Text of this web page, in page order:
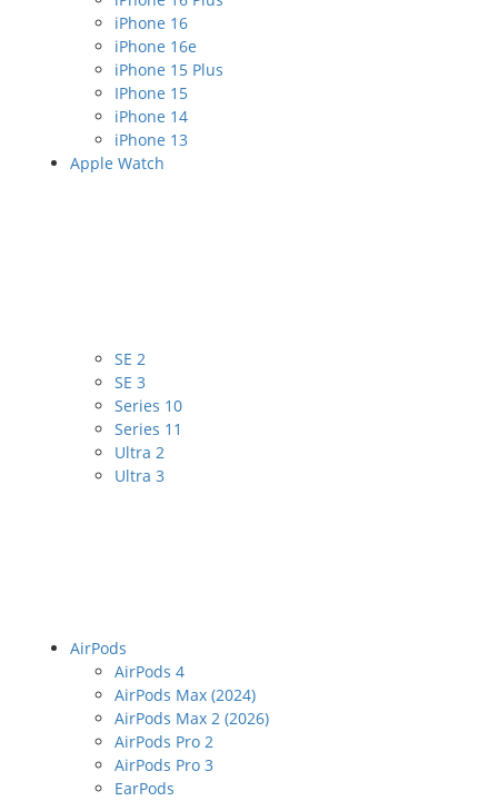
iPhone 16
iPhone 16e
iPhone 15 Plus
IPhone 15
iPhone 14
iPhone 13
Apple Watch
SE 2
SE 3
Series 10
Series 11
Ultra 2
Ultra 3
AirPods
AirPods 4
AirPods Max (2024)
AirPods Max 2 (2026)
AirPods Pro 2
AirPods Pro 3
EarPods